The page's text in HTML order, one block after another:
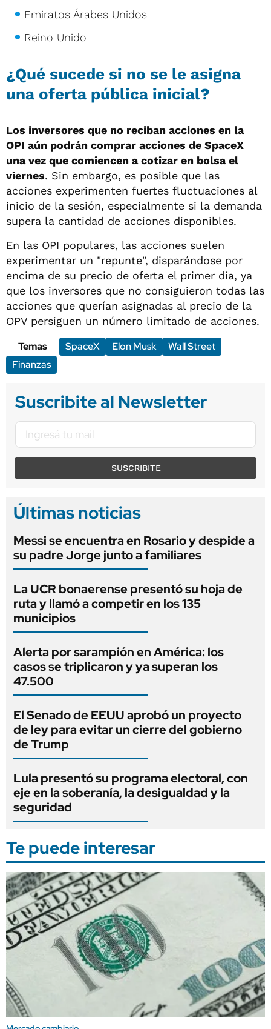
Emiratos Árabes Unidos
Reino Unido
¿Qué sucede si no se le asigna
una oferta pública inicial?
Los inversores que no reciban acciones en la
OPI aún podrán comprar acciones de SpaceX
una vez que comiencen a cotizar en bolsa el
viernes. Sin embargo, es posible que las
acciones experimenten fuertes fluctuaciones al
inicio de la sesión, especialmente si la demanda
supera la cantidad de acciones disponibles.
En las OPI populares, las acciones suelen
experimentar un "repunte", disparándose por
encima de su precio de oferta el primer día, ya
que los inversores que no consiguieron todas las
acciones que querían asignadas al precio de la
OPV persiguen un número limitado de acciones.
Temas
SpaceX Elon Musk
Wall Street
Finanzas
Suscribite al Newsletter
SUSCRIBITE
Últimas noticias
Messi se encuentra en Rosario y despide a
su padre Jorge junto a familiares
La UCR bonaerense presentó su hoja de
ruta y llamó a competir en los 135
municipios
Alerta por sarampión en América: los
casos se triplicaron y ya superan los
47.500
El Senado de EEUU aprobó un proyecto
de ley para evitar un cierre del gobierno
de Trump
Lula presentó su programa electoral, con
eje en la soberanía, la desigualdad y la
seguridad
Te puede interesar